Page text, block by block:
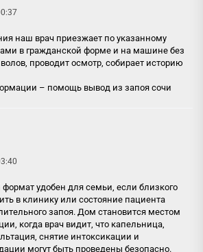
наш врач приезжает по указанному
в гражданской форме и на машине без
проводит осмотр, собирает историю
– помощь вывод из запоя сочи
удобен для семьи, если близкого
в клинику или состояние пациента
запоя. Дом становится местом
когда врач видит, что капельница,
снятие интоксикации и
могут быть проведены безопасно.